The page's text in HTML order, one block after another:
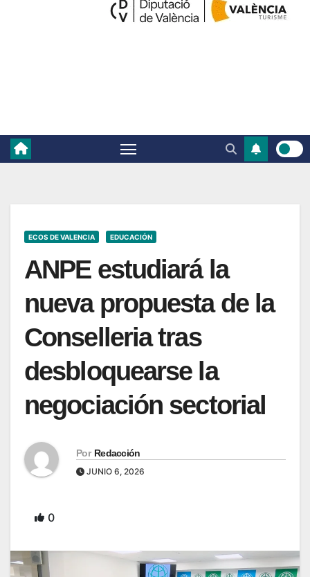
ECOS DE VALENCIA EDUCACIÓN
ANPE estudiará la
nueva propuesta de la
Conselleria tras
desbloquearse la
negociación sectorial
Por Redacción
JUNIO 6, 2026
0